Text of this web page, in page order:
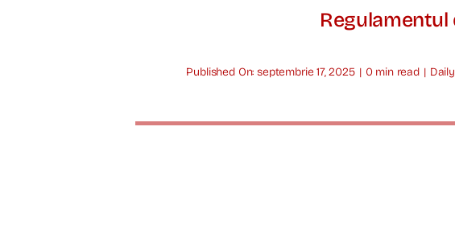
Published On: septembrie 17, 2025 | 0 min read |